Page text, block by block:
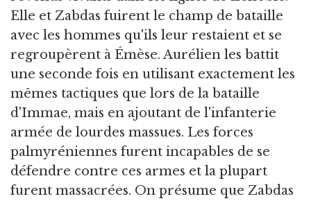
Elle et Zabdas fuirent le champ de bataille
avec les hommes qu'ils leur restaient et se
regroupèrent à Émèse. Aurélien les battit
une seconde fois en utilisant exactement les
mêmes tactiques que lors de la bataille
d'Immae, mais en ajoutant de l'infanterie
armée de lourdes massues. Les forces
palmyréniennes furent incapables de se
défendre contre ces armes et la plupart
furent massacrées. On présume que Zabdas